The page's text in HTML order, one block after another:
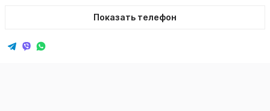
Показать телефон